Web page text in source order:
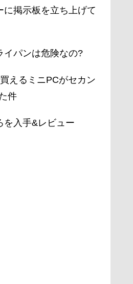
に掲示板を立ち上げて
イパンは危険なの?
えるミニPCがセカン
件
を入手&レビュー